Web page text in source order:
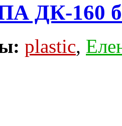
ДК-160
plastic,